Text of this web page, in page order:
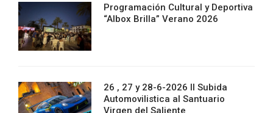
Programación Cultural y Deportiva
“Albox Brilla” Verano 2026
26 , 27 y 28-6-2026 II Subida
Automovilistica al Santuario
Virgen del Saliente